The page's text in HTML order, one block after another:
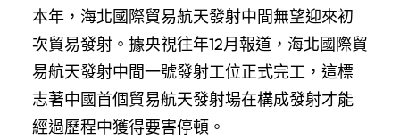
本年，海北國際貿易航天發射中間無望迎來初
次貿易發射。據央視往年12月報道，海北國際貿
易航天發射中間一號發射工位正式完工，這標
志著中國首個貿易航天發射場在構成發射才能
經過歷程中獲得要害停頓。